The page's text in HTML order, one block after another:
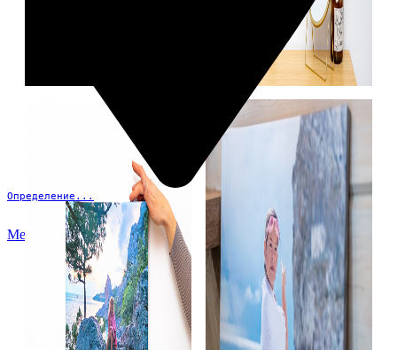
Определение...
Меню